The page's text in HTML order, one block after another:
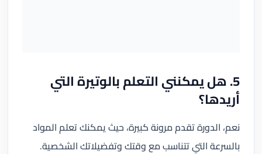
5. هل يمكنني التعلم بالوتيرة التي
أريدها؟
نعم، الدورة تقدم مرونة كبيرة، حيث يمكنك تعلم المواد
بالسرعة التي تتناسب مع وقتك وتفضيلاتك الشخصية.